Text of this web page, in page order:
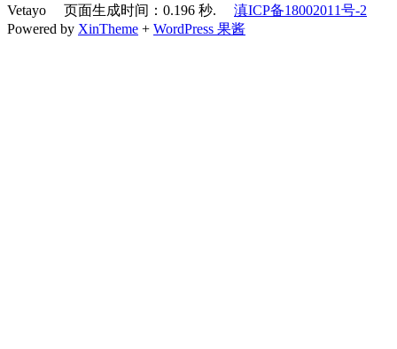
Vetayo 页面生成时间：0.196 秒. 滇ICP备18002011号-2
Powered by XinTheme + WordPress 果酱